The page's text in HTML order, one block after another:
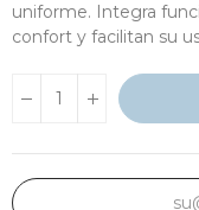
uniforme. Integra
confort y facilitan su